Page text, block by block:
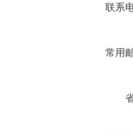
联系
常用